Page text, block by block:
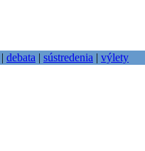
| debata | sústredenia | výlety